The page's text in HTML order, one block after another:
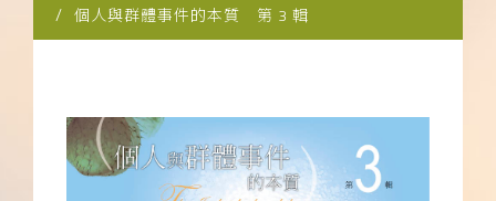
訂閱制有聲書
關於我們
個人與群體事件的本質 第 3 輯